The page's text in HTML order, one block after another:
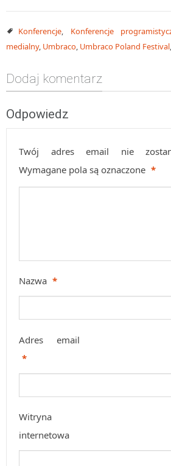
Konferencje, Konferencje
medialny, Umbraco, Umbraco Poland Festival,
Dodaj komentarz
Odpowiedz
Twój adres email nie
Wymagane pola są oznaczone *
Nazwa *
Adres email
*
Witryna
internetowa